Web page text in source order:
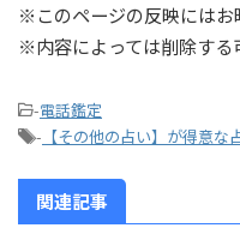
※このページの反映にはお
※内容によっては削除する
-電話鑑定
- 【その他の占い】が得意な
関連記事